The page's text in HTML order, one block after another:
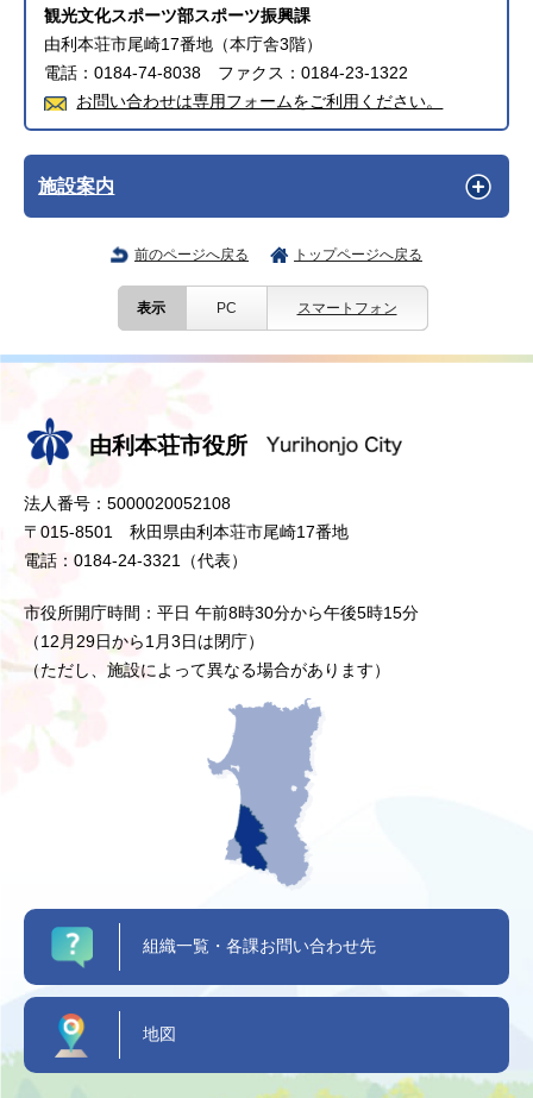
観光文化スポーツ部スポーツ振興課
由利本荘市尾崎17番地（本庁舎3階）
電話：0184-74-8038 ファクス：0184-23-1322
お問い合わせは専用フォームをご利用ください。
施設案内
前のページへ戻る トップページへ戻る
表示 PC スマートフォン
由利本荘市役所
法人番号：5000020052108
〒015-8501 秋田県由利本荘市尾崎17番地
電話：0184-24-3321（代表）
市役所開庁時間：平日 午前8時30分から午後5時15分
（12月29日から1月3日は閉庁）
（ただし、施設によって異なる場合があります）
組織一覧・各課お問い合わせ先
地図